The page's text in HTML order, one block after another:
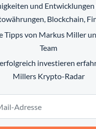
und
Blockchain,
Tipps von Markus Miller
Team
investieren
Millers Krypto-Radar